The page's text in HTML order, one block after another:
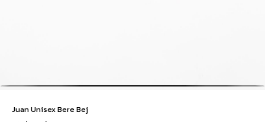
Juan Unisex Bere Bej